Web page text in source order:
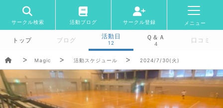
サークル検索 活動ブログ サークル登録 メニュー
トップ ブログ
活動日
12
Ｑ＆Ａ
4 口コミ
Magic 活動スケジュール 2024/7/30(火)